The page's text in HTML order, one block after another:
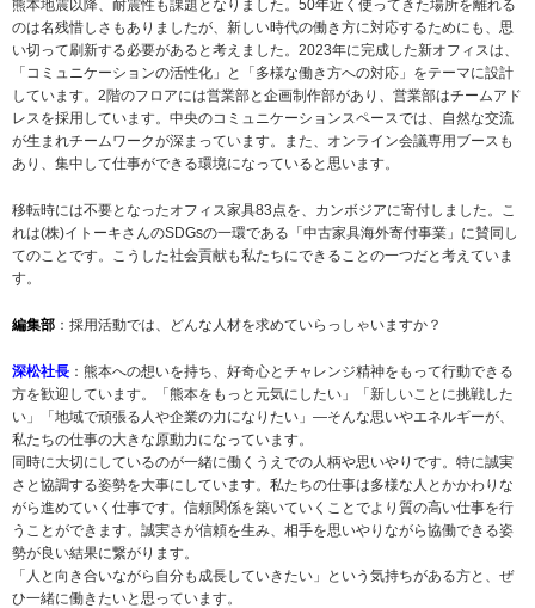
熊本地震以降、耐震性も課題となりました。50年近く使ってきた場所を離れる
のは名残惜しさもありましたが、新しい時代の働き方に対応するためにも、思
い切って刷新する必要があると考えました。2023年に完成した新オフィスは、
「コミュニケーションの活性化」と「多様な働き方への対応」をテーマに設計
しています。2階のフロアには営業部と企画制作部があり、営業部はチームアド
レスを採用しています。中央のコミュニケーションスペースでは、自然な交流
が生まれチームワークが深まっています。また、オンライン会議専用ブースも
あり、集中して仕事ができる環境になっていると思います。
移転時には不要となったオフィス家具83点を、カンボジアに寄付しました。こ
れは(株)イトーキさんのSDGsの一環である「中古家具海外寄付事業」に賛同し
てのことです。こうした社会貢献も私たちにできることの一つだと考えていま
す。
編集部 ：採用活動では、どんな人材を求めていらっしゃいますか？
深松社長 ：熊本への想いを持ち、好奇心とチャレンジ精神をもって行動できる
方を歓迎しています。「熊本をもっと元気にしたい」「新しいことに挑戦した
い」「地域で頑張る人や企業の力になりたい」―そんな思いやエネルギーが、
私たちの仕事の大きな原動力になっています。
同時に大切にしているのが一緒に働くうえでの人柄や思いやりです。特に誠実
さと協調する姿勢を大事にしています。私たちの仕事は多様な人とかかわりな
がら進めていく仕事です。信頼関係を築いていくことでより質の高い仕事を行
うことができます。誠実さが信頼を生み、相手を思いやりながら協働できる姿
勢が良い結果に繋がります。
「人と向き合いながら自分も成長していきたい」という気持ちがある方と、ぜ
ひ一緒に働きたいと思っています。